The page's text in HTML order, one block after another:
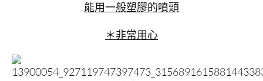
能用一般塑膠的噴頭
＊非常用心